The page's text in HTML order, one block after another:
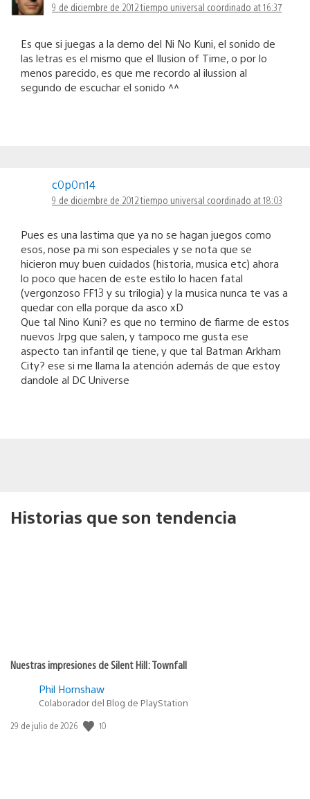
9 de diciembre de 2012 tiempo universal coordinado at 16:37
Es que si juegas a la demo del Ni No Kuni, el sonido de
las letras es el mismo que el Ilusion of Time, o por lo
menos parecido, es que me recordo al ilussion al
segundo de escuchar el sonido ^^
c0p0n14
9 de diciembre de 2012 tiempo universal coordinado at 18:03
Pues es una lastima que ya no se hagan juegos como
esos, nose pa mi son especiales y se nota que se
hicieron muy buen cuidados (historia, musica etc) ahora
lo poco que hacen de este estilo lo hacen fatal
(vergonzoso FF13 y su trilogia) y la musica nunca te vas a
quedar con ella porque da asco xD
Que tal Nino Kuni? es que no termino de fiarme de estos
nuevos Jrpg que salen, y tampoco me gusta ese
aspecto tan infantil qe tiene, y que tal Batman Arkham
City? ese si me llama la atención además de que estoy
dandole al DC Universe
Historias que son tendencia
Nuestras impresiones de Silent Hill: Townfall
Phil Hornshaw
Colaborador del Blog de PlayStation
Fecha
29 de julio de 2026 10